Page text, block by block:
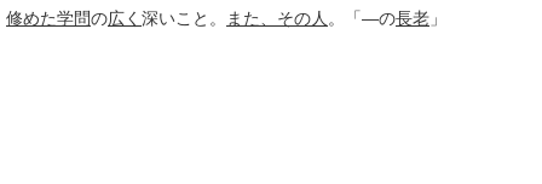
修めた学問の広く 深いこと。 また、 その人 。「―の長老 」